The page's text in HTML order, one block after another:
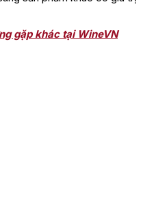
gặp khác tại WineVN